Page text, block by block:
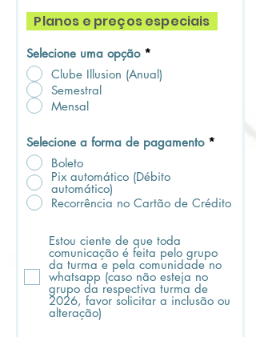
Planos e preços especiais
Selecione uma opção *
Clube Illusion (Anual)
Semestral
Mensal
Selecione a forma de pagamento *
Boleto
Pix automático (Débito
automático)
Recorrência no Cartão de Crédito
Estou ciente de que toda
comunicação é feita pelo grupo
da turma e pela comunidade no
whatsapp (caso não esteja no
grupo da respectiva turma de
2026, favor solicitar a inclusão ou
alteração)